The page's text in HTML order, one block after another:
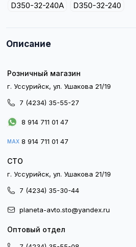
D350-32-240A D350-32-240
Описание
Розничный магазин
г. Уссурийск, ул. Ушакова 21/19
7 (4234) 35-55-27
8 914 711 01 47
MAX 8 914 711 01 47
СТО
г. Уссурийск, ул. Ушакова 21/19
7 (4234) 35-30-44
planeta-avto.sto@yandex.ru
Оптовый отдел